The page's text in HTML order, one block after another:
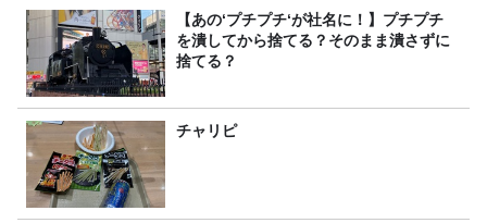
【あの‘プチプチ‘が社名に！】プチプチ
を潰してから捨てる？そのまま潰さずに
捨てる？
チャリピ